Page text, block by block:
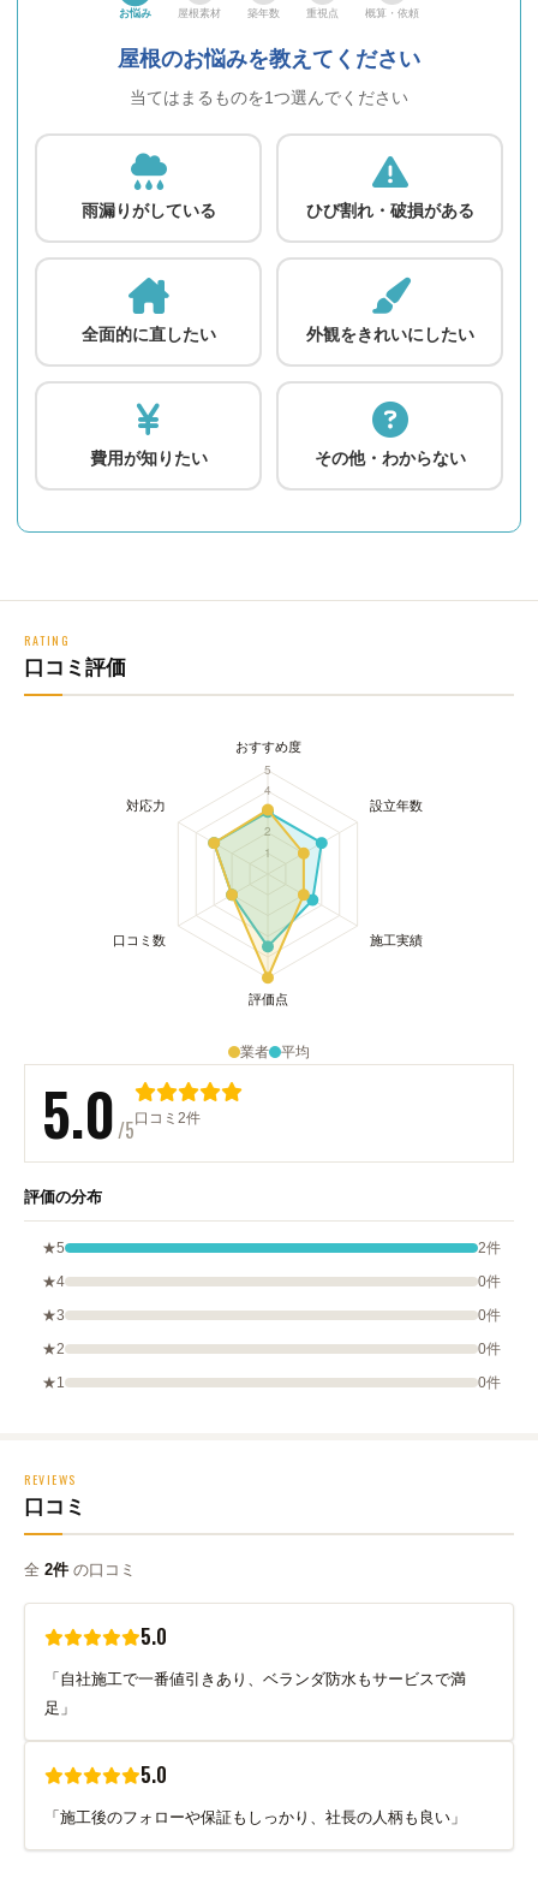
お悩み 屋根素材 築年数 重視点 概算・依頼
屋根のお悩みを教えてください
当てはまるものを1つ選んでください
雨漏りがしている ひび割れ・破損がある
全面的に直したい 外観をきれいにしたい
費用が知りたい その他・わからない
RATING
口コミ評価
業者 平均
5.0/5口コミ2件
評価の分布
★5
2件
★4
0件
★3
0件
★2
0件
★1
0件
REVIEWS
口コミ
全 2件 の口コミ
5.0
「自社施工で一番値引きあり、ベランダ防水もサービスで満
足」
5.0
「施工後のフォローや保証もしっかり、社長の人柄も良い」